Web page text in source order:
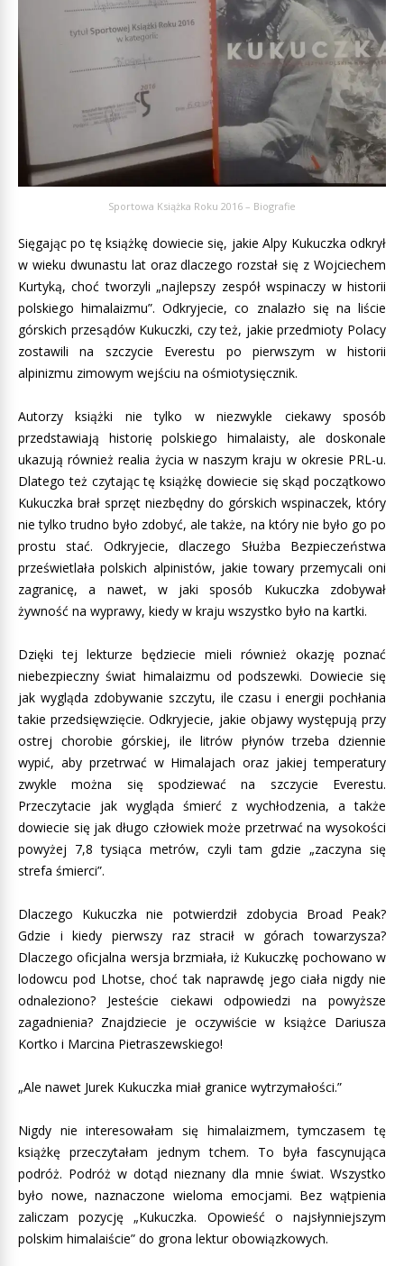
Sportowa Książka Roku 2016 – Biografie
Sięgając po tę książkę dowiecie się, jakie Alpy Kukuczka odkrył
w wieku dwunastu lat oraz dlaczego rozstał się z Wojciechem
Kurtyką, choć tworzyli „najlepszy zespół wspinaczy w historii
polskiego himalaizmu”. Odkryjecie, co znalazło się na liście
górskich przesądów Kukuczki, czy też, jakie przedmioty Polacy
zostawili na szczycie Everestu po pierwszym w historii
alpinizmu zimowym wejściu na ośmiotysięcznik.
Autorzy książki nie tylko w niezwykle ciekawy sposób
przedstawiają historię polskiego himalaisty, ale doskonale
ukazują również realia życia w naszym kraju w okresie PRL-u.
Dlatego też czytając tę książkę dowiecie się skąd początkowo
Kukuczka brał sprzęt niezbędny do górskich wspinaczek, który
nie tylko trudno było zdobyć, ale także, na który nie było go po
prostu stać. Odkryjecie, dlaczego Służba Bezpieczeństwa
prześwietlała polskich alpinistów, jakie towary przemycali oni
zagranicę, a nawet, w jaki sposób Kukuczka zdobywał
żywność na wyprawy, kiedy w kraju wszystko było na kartki.
Dzięki tej lekturze będziecie mieli również okazję poznać
niebezpieczny świat himalaizmu od podszewki. Dowiecie się
jak wygląda zdobywanie szczytu, ile czasu i energii pochłania
takie przedsięwzięcie. Odkryjecie, jakie objawy występują przy
ostrej chorobie górskiej, ile litrów płynów trzeba dziennie
wypić, aby przetrwać w Himalajach oraz jakiej temperatury
zwykle można się spodziewać na szczycie Everestu.
Przeczytacie jak wygląda śmierć z wychłodzenia, a także
dowiecie się jak długo człowiek może przetrwać na wysokości
powyżej 7,8 tysiąca metrów, czyli tam gdzie „zaczyna się
strefa śmierci”.
Dlaczego Kukuczka nie potwierdził zdobycia Broad Peak?
Gdzie i kiedy pierwszy raz stracił w górach towarzysza?
Dlaczego oficjalna wersja brzmiała, iż Kukuczkę pochowano w
lodowcu pod Lhotse, choć tak naprawdę jego ciała nigdy nie
odnaleziono? Jesteście ciekawi odpowiedzi na powyższe
zagadnienia? Znajdziecie je oczywiście w książce Dariusza
Kortko i Marcina Pietraszewskiego!
„Ale nawet Jurek Kukuczka miał granice wytrzymałości.”
Nigdy nie interesowałam się himalaizmem, tymczasem tę
książkę przeczytałam jednym tchem. To była fascynująca
podróż. Podróż w dotąd nieznany dla mnie świat. Wszystko
było nowe, naznaczone wieloma emocjami. Bez wątpienia
zaliczam pozycję „Kukuczka. Opowieść o najsłynniejszym
polskim himalaiście” do grona lektur obowiązkowych.